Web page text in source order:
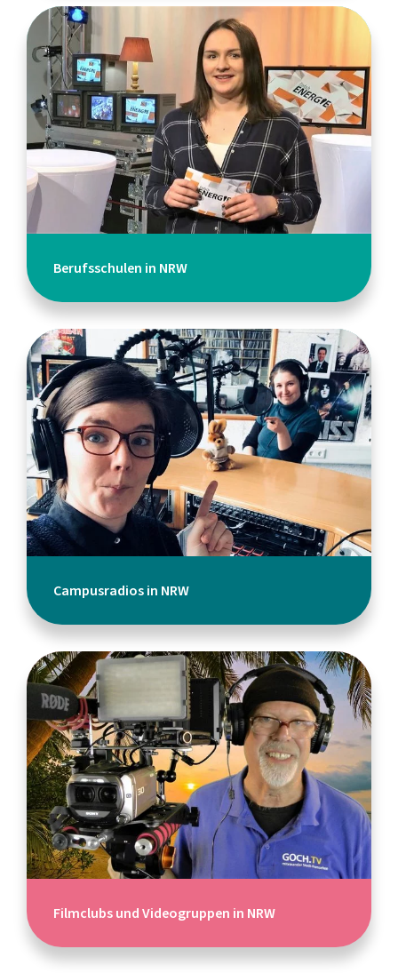
Berufsschulen in NRW
Campusradios in NRW
Filmclubs und Videogruppen in NRW